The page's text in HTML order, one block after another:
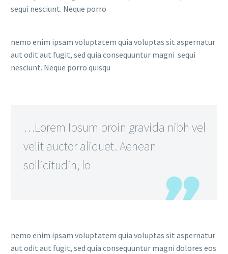
sequi nesciunt. Neque porro
nemo enim ipsam voluptatem quia voluptas sit aspernatur
aut odit aut fugit, sed quia consequuntur magni sequi
nesciunt. Neque porro quisqu
…Lorem Ipsum proin gravida nibh vel
velit auctor aliquet. Aenean
sollicitudin, lo
nemo enim ipsam voluptatem quia voluptas sit aspernatur
aut odit aut fugit, sed quia consequuntur magni dolores eos